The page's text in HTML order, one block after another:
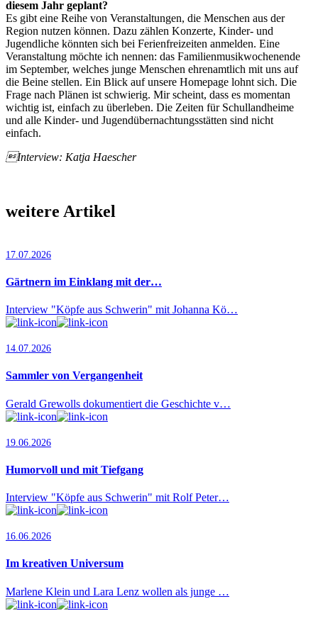
diesem Jahr geplant?
Es gibt eine Reihe von Veranstaltungen, die Menschen aus der
Region nutzen können. Dazu zählen Konzerte, Kinder- und
Jugendliche könnten sich bei Ferienfreizeiten anmelden. Eine
Veranstaltung möchte ich nennen: das Familienmusikwochenende
im September, welches junge Menschen ehrenamtlich mit uns auf
die Beine stellen. Ein Blick auf unsere Homepage lohnt sich. Die
Frage nach Plänen ist schwierig. Mir scheint, dass es momentan
wichtig ist, einfach zu überleben. Die Zeiten für Schullandheime
und alle Kinder- und Jugendübernachtungsstätten sind nicht
einfach.
Interview: Katja Haescher
weitere Artikel
17.07.2026
Gärtnern im Einklang mit der…
Interview "Köpfe aus Schwerin" mit Johanna Kö…
14.07.2026
Sammler von Vergangenheit
Gerald Grewolls dokumentiert die Geschichte v…
19.06.2026
Humorvoll und mit Tiefgang
Interview "Köpfe aus Schwerin" mit Rolf Peter…
16.06.2026
Im kreativen Universum
Marlene Klein und Lara Lenz wollen als junge …